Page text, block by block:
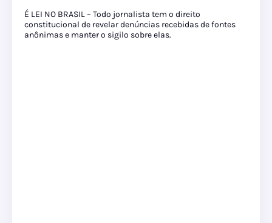
É LEI NO BRASIL – Todo jornalista tem o direito
constitucional de revelar denúncias recebidas de fontes
anônimas e manter o sigilo sobre elas.